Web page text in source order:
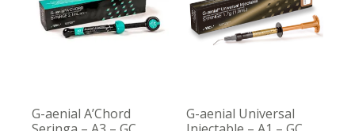
G-aenial A’Chord
G-aenial Universal